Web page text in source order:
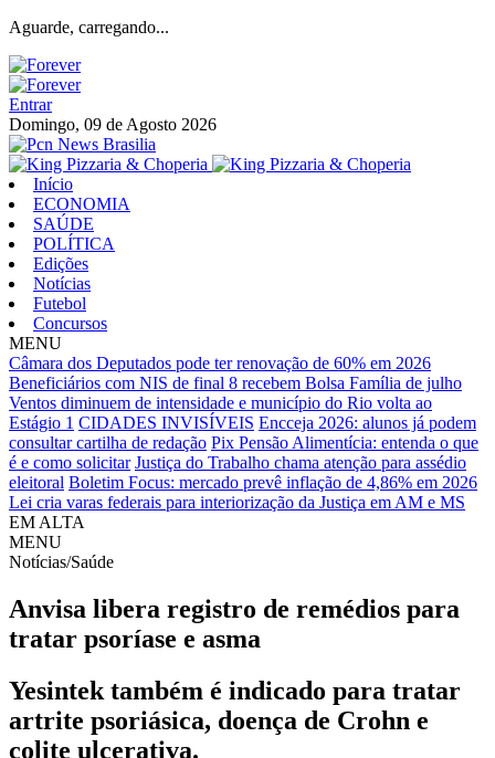
Aguarde, carregando...
Entrar
Domingo, 09 de Agosto 2026
Início
ECONOMIA
SAÚDE
POLÍTICA
Edições
Notícias
Futebol
Concursos
MENU
Câmara dos Deputados pode ter renovação de 60% em 2026
Beneficiários com NIS de final 8 recebem Bolsa Família de julho
Ventos diminuem de intensidade e município do Rio volta ao
Estágio 1 CIDADES INVISÍVEIS Encceja 2026: alunos já podem
consultar cartilha de redação Pix Pensão Alimentícia: entenda o que
é e como solicitar Justiça do Trabalho chama atenção para assédio
eleitoral Boletim Focus: mercado prevê inflação de 4,86% em 2026
Lei cria varas federais para interiorização da Justiça em AM e MS
EM ALTA
MENU
Notícias/Saúde
Anvisa libera registro de remédios para
tratar psoríase e asma
Yesintek também é indicado para tratar
artrite psoriásica, doença de Crohn e
colite ulcerativa.